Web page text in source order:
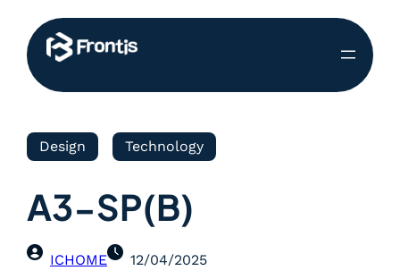
Design Technology
A3-SP(B)
ICHOME 12/04/2025